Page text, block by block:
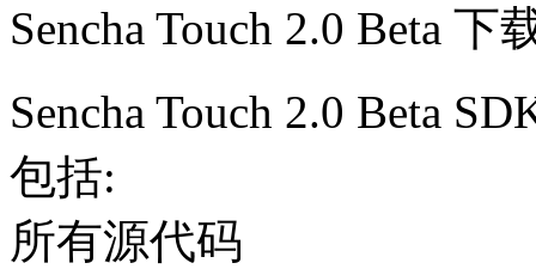
Sencha Touch 2.0 Beta 下
Sencha Touch 2.0 Beta
包括:
所有源代码